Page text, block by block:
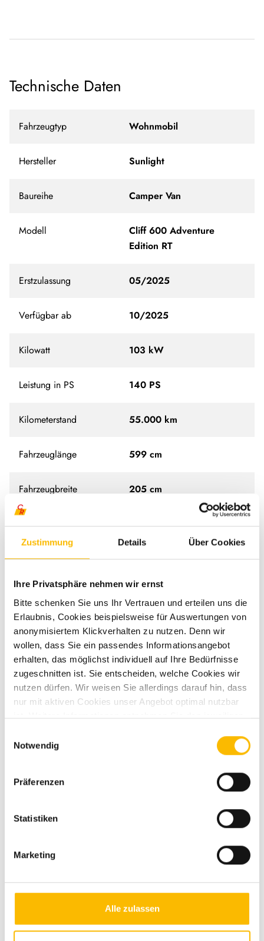
Zustimmung Details Über Cookies
Ihre Privatsphäre nehmen wir ernst
Bitte schenken Sie uns Ihr Vertrauen und erteilen uns die
Erlaubnis, Cookies beispielsweise für Auswertungen von
anonymisiertem Klickverhalten zu nutzen. Denn wir
wollen, dass Sie ein passendes Informationsangebot
erhalten, das möglichst individuell auf Ihre Bedürfnisse
zugeschnitten ist. Sie entscheiden, welche Cookies wir
nutzen dürfen. Wir weisen Sie allerdings darauf hin, dass
nur mit aktiven Cookies unser Angebot optimal nutzbar
ist. Weitere Informationen entnehmen Sie den jeweiligen
Notwendig
Präferenzen
Statistiken
Marketing
Alle zulassen
Technische Daten
Fahrzeugtyp Wohnmobil
Hersteller Sunlight
Baureihe Camper Van
Modell
Cliff 600 Adventure
Edition RT
Erstzulassung 05/2025
Verfügbar ab 10/2025
Kilowatt 103 kW
Leistung in PS 140 PS
Kilometerstand 55.000 km
Fahrzeuglänge 599 cm
Fahrzeugbreite 205 cm
Fahrzeughöhe 289 cm
Aufbauart Campervan
Gesamtgewicht
Kraftstoff Diesel
Getriebe Automatik
Anzahl der Achsen
Antriebsart
Schadstoffnorm
Umweltplakette